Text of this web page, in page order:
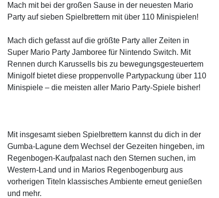
Mach mit bei der großen Sause in der neuesten Mario
Party auf sieben Spielbrettern mit über 110 Minispielen!
Mach dich gefasst auf die größte Party aller Zeiten in
Super Mario Party Jamboree für Nintendo Switch. Mit
Rennen durch Karussells bis zu bewegungsgesteuertem
Minigolf bietet diese proppenvolle Partypackung über 110
Minispiele – die meisten aller Mario Party-Spiele bisher!
Mit insgesamt sieben Spielbrettern kannst du dich in der
Gumba-Lagune dem Wechsel der Gezeiten hingeben, im
Regenbogen-Kaufpalast nach den Sternen suchen, im
Western-Land und in Marios Regenbogenburg aus
vorherigen Titeln klassisches Ambiente erneut genießen
und mehr.